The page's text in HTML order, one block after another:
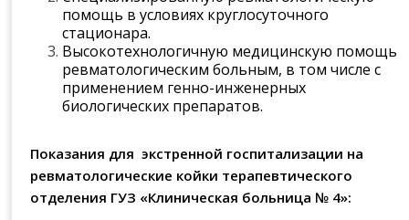
помощь в условиях круглосуточного
стационара.
Высокотехнологичную медицинскую помощь
ревматологическим больным, в том числе с
применением генно-инженерных
биологических препаратов.
Показания для экстренной госпитализации на
ревматологические койки терапевтического
отделения ГУЗ «Клиническая больница № 4»: